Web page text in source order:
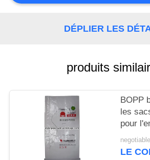
PRIVACY
POLICY
DÉPLIER LES
produits
BOPP
les
pour
20kgs
LE